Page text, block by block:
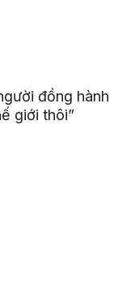
đồng hành
giới thôi”